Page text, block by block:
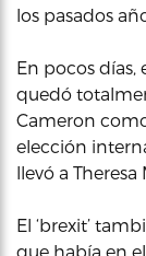
los pasados
En pocos
quedó
Cameron
elección
llevó a Theresa
El ‘brexit’
que había en